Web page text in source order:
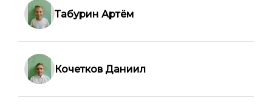
Табурин Артём
Кочетков Даниил